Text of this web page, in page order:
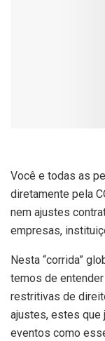
Você e todas as
diretamente pela
nem ajustes
empresas,
Nesta “corrida”
temos de
restritivas de
ajustes, estes que
eventos como